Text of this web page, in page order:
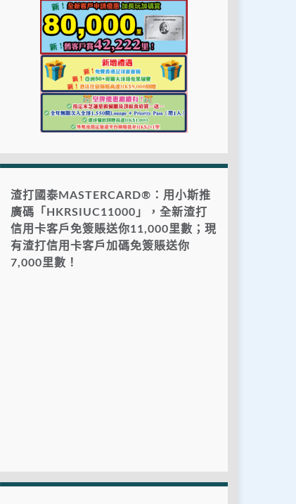
渣打國泰MASTERCARD®：用小斯推
廣碼「HKRSIUC11000」，全新渣打
信用卡客戶免簽賬送你11,000里數；現
有渣打信用卡客戶加碼免簽賬送你
7,000里數！